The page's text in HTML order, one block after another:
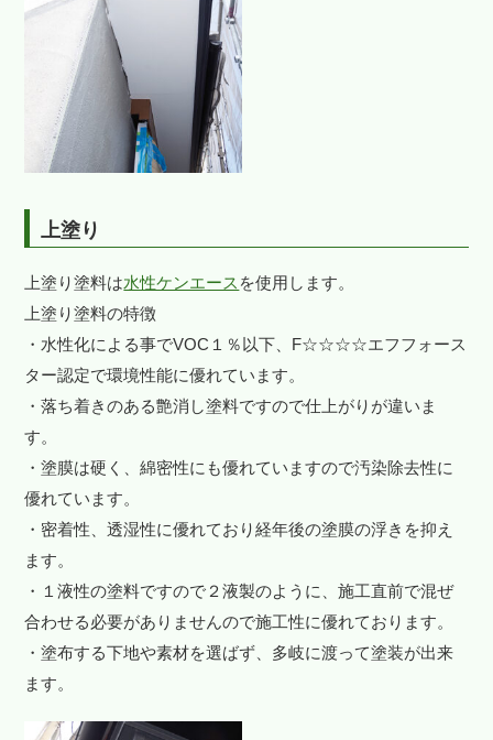
上塗り
上塗り塗料は水性ケンエース を使用します。
上塗り塗料の特徴
・水性化による事でVOC１％以下、F☆☆☆☆エフフォース
ター認定で環境性能に優れています。
・落ち着きのある艶消し塗料ですので仕上がりが違いま
す。
・塗膜は硬く、綿密性にも優れていますので汚染除去性に
優れています。
・密着性、透湿性に優れており経年後の塗膜の浮きを抑え
ます。
・１液性の塗料ですので２液製のように、施工直前で混ぜ
合わせる必要がありませんので施工性に優れております。
・塗布する下地や素材を選ばず、多岐に渡って塗装が出来
ます。